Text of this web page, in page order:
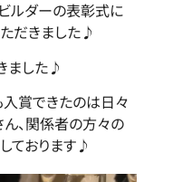
ルダーの表彰式に
だきました♪
ました♪
賞できたのは日々
、関係者の方々の
ております♪